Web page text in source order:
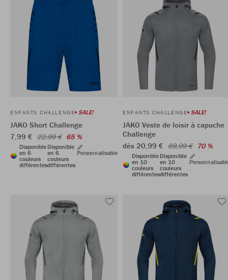
ENFANTS CHALLENGE SALE!
JAKO Short Challenge
7,99 € 22,99 € 65 %
Disponible
en 6
couleurs
différentes
Disponible
en 6
couleurs
différentes
Personnalisable
ENFANTS CHALLENGE SALE!
JAKO Veste de loisir à capuche
Challenge
dès 20,99 € 69,99 € 70 %
Disponible
en 10
couleurs
différentes
Disponible
en 10
couleurs
différentes